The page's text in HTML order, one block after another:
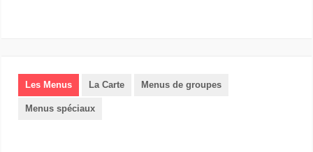
Les Menus La Carte Menus de groupes
Menus spéciaux